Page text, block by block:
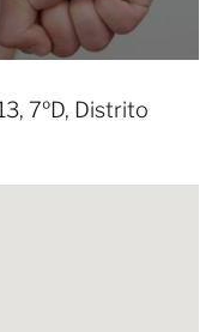
7ºD, Distrito